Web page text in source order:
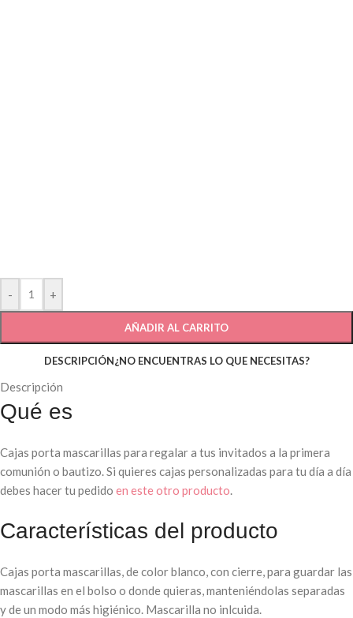
- +
AÑADIR AL CARRITO
DESCRIPCIÓN¿NO ENCUENTRAS LO QUE NECESITAS?
Descripción
Qué es
Cajas porta mascarillas para regalar a tus invitados a la primera
comunión o bautizo. Si quieres cajas personalizadas para tu día a día
debes hacer tu pedido en este otro producto.
Características del producto
Cajas porta mascarillas, de color blanco, con cierre, para guardar las
mascarillas en el bolso o donde quieras, manteniéndolas separadas
y de un modo más higiénico. Mascarilla no inlcuida.